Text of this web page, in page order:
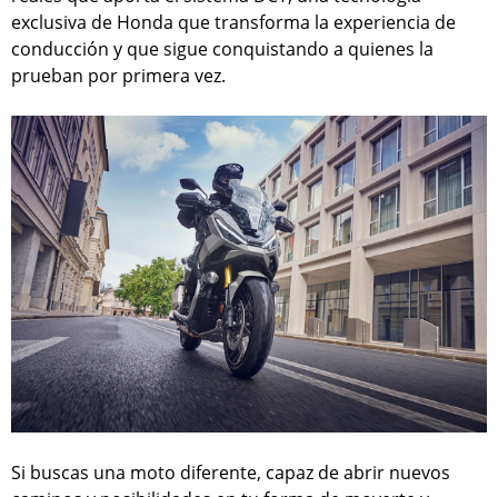
exclusiva de Honda que transforma la experiencia de
conducción y que sigue conquistando a quienes la
prueban por primera vez.
Si buscas una moto diferente, capaz de abrir nuevos